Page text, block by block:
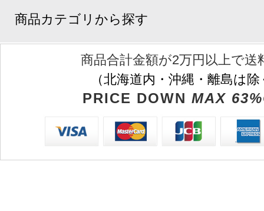
商品カテゴリから探す
商品合計金額が2万円以上で送
（北海道内・沖縄・離島は
PRICE DOWN MAX